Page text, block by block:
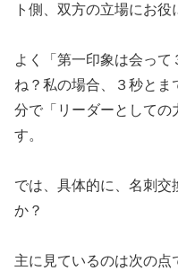
ト側、双方の立場にお役
よく「第一印象は会って
ね？私の場合、３秒とま
分で「リーダーとしての
す。
では、具体的に、名刺
か？
主に見ているのは次の点